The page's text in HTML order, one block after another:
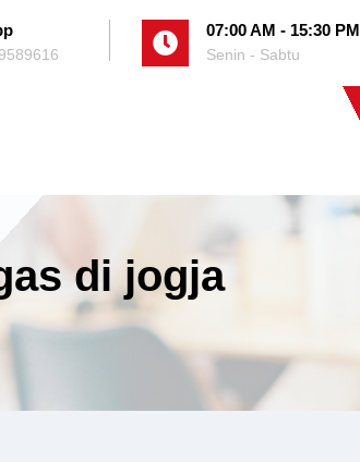
07:00 AM - 15:30 PM
Senin - Sabtu
di jogja